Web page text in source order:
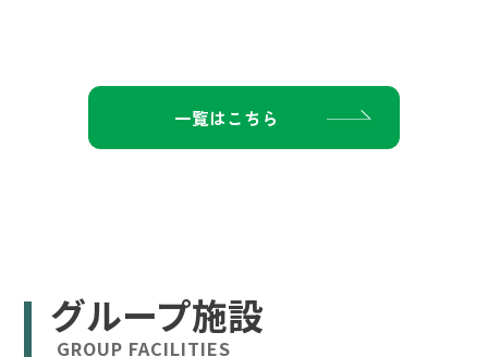
一覧はこちら
グループ施設
GROUP FACILITIES